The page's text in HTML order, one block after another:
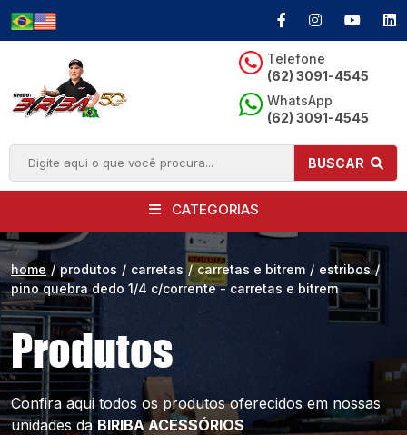
Telefone
(62) 3091-4545
WhatsApp
(62) 3091-4545
BUSCAR
CATEGORIAS
home / produtos / carretas / carretas e bitrem / estribos /
pino quebra dedo 1/4 c/corrente - carretas e bitrem
Produtos
Confira aqui todos os produtos oferecidos em nossas
unidades daBIRIBA ACESSÓRIOS